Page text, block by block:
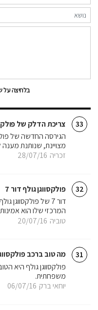
בלחיצה על
33 צריכת הדלק של
זכריה 28/07/16
הגירסה החדשה של
מצויינת, שנותנת
32 פולקסווגן גולף דור 7
טוביה 20/07/16
דור 7 של
המרכזי שלו הוא
31 מה טוב ברכב
יוחאי ברק 06/07/16
פולקסווגן גולף היא
משפחתית.